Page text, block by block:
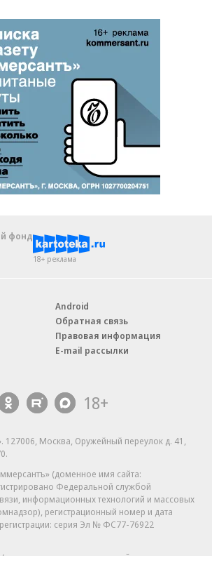
фонд
18+ реклама
Android
Обратная связь
Правовая информация
E-mail рассылки
18+
Москва, Оружейный переулок д. 41,
(доменное имя сайта:
Федеральной службой
информационных технологий и массовых
регистрационный номер и дата
серия Эл № ФС77-76922
новости компаний, материалы